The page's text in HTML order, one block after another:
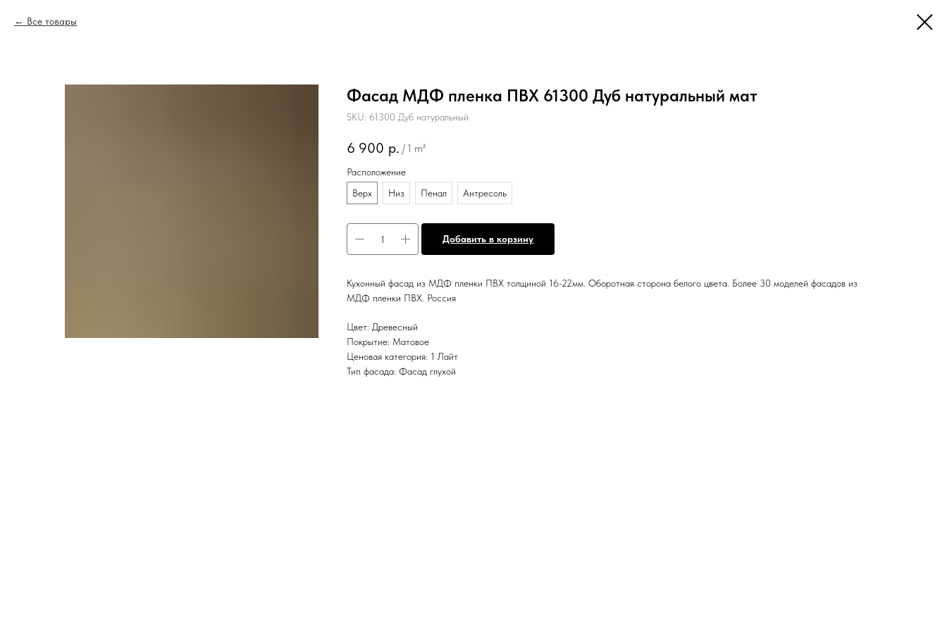
Все товары
Фасад МДФ пленка ПВХ 61300 Дуб натуральный мат
SKU: 61300 Дуб натуральный
6 900 р. / 1 m²
Расположение
Верх
Низ Пенал Антресоль
Добавить в корзину
Кухонный фасад из МДФ пленки ПВХ толщиной 16-22мм. Оборотная сторона белого цвета. Более 30 моделей фасадов из
МДФ пленки ПВХ. Россия
Цвет: Древесный
Покрытие: Матовое
Ценовая категория: 1 Лайт
Тип фасада: Фасад глухой